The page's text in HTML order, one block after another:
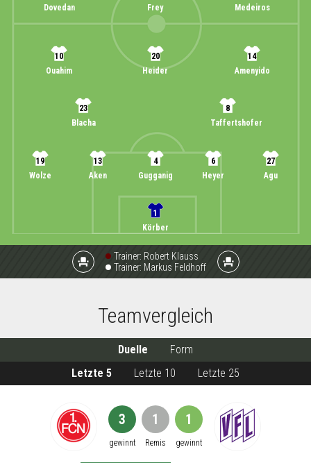
Medeiros
Frey
Dovedan
14
Amenyido
20
Heider
10
Ouahim
8
Taffertshofer
23
Blacha
27
Agu
6
Heyer
4
Gugganig
13
Aken
19
Wolze
1
Körber
event_seat Trainer: Robert Klauss
Trainer: Markus Feldhoff event_seat
Teamvergleich
Duelle
Form
Letzte 5
Letzte 10 Letzte 25
3
gewinnt
1
Remis
1
gewinnt